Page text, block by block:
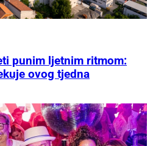
punim ljetnim ritmom:
ovog tjedna